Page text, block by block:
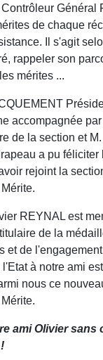
Général
de chaque
Il s'agit
rappeler son
mérites ...
accompagnée
de la section et
a pu
rejoint la
REYNAL est
de la
et de
à notre ami
nous ce
ami Olivier sans